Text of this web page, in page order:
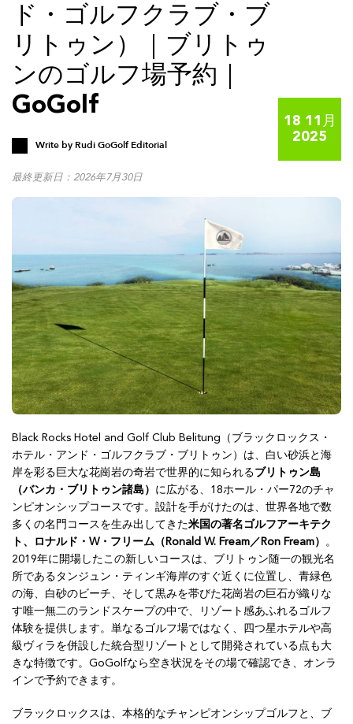
ド・ゴルフクラブ・ブ
リトゥン）｜ブリトゥ
ンのゴルフ場予約｜
GoGolf
18 11月
2025
Write by Rudi GoGolf Editorial
最終更新日：2026年7月30日
Black Rocks Hotel and Golf Club Belitung（ブラックロックス・
ホテル・アンド・ゴルフクラブ・ブリトゥン）は、白い砂浜と海
岸を彩る巨大な花崗岩の奇岩で世界的に知られるブリトゥン島
（バンカ・ブリトゥン諸島） に広がる、18ホール・パー72のチャ
ンピオンシップコースです。設計を手がけたのは、世界各地で数
多くの名門コースを生み出してきた米国の著名ゴルフアーキテク
ト、ロナルド・W・フリーム（Ronald W. Fream／Ron Fream）
。
2019年に開場したこの新しいコースは、ブリトゥン随一の観光名
所であるタンジュン・ティンギ海岸のすぐ近くに位置し、青緑色
の海、白砂のビーチ、そして黒みを帯びた花崗岩の巨石が織りな
す唯一無二のランドスケープの中で、リゾート感あふれるゴルフ
体験を提供します。単なるゴルフ場ではなく、四つ星ホテルや高
級ヴィラを併設した統合型リゾートとして開発されている点も大
きな特徴です。GoGolfなら空き状況をその場で確認でき、オンラ
インで予約できます。
ブラックロックスは、本格的なチャンピオンシップゴルフと、ブ